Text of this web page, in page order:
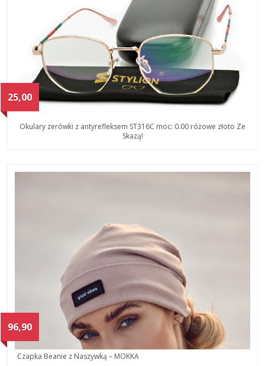
25,00
Okulary zerówki z antyrefleksem ST316C moc: 0.00 różowe złoto Ze
Skazą!
96,90
Czapka Beanie z Naszywką – MOKKA